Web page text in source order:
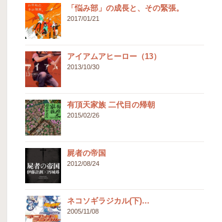
「悩み部」の成長と、その緊張。
2017/01/21
アイアムアヒーロー（13）
2013/10/30
有頂天家族 二代目の帰朝
2015/02/26
屍者の帝国
2012/08/24
ネコソギラジカル(下)…
2005/11/08